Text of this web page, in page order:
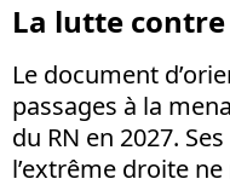
La lutte contre
Le document
passages à la
du RN en 2027.
l’extrême droite